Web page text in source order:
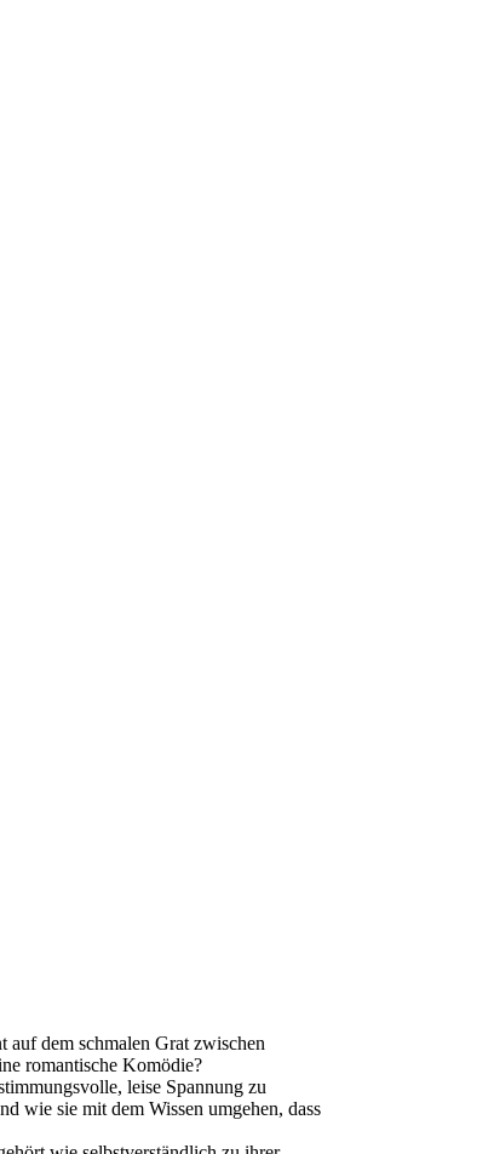
dem schmalen Grat zwischen
romantische Komödie?
leise Spannung zu
wie sie mit dem Wissen umgehen, dass